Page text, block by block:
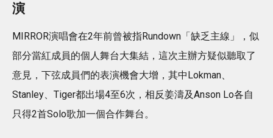
演
MIRROR演唱會在2年前曾被指Rundown「缺乏主線」，似
部分當紅成員的個人舞台大集結，這次主辦方疑似聽取了
意見，下弦成員們的表演機會大增，其中Lokman、
Stanley、Tiger都出場4至6次，相反姜濤及Anson Lo各自
只得2首Solo歌加一個合作舞台。